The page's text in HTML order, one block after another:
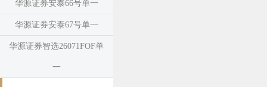
华源证券安泰66号单一
华源证券安泰67号单一
华源证券智选26071FOF单
一